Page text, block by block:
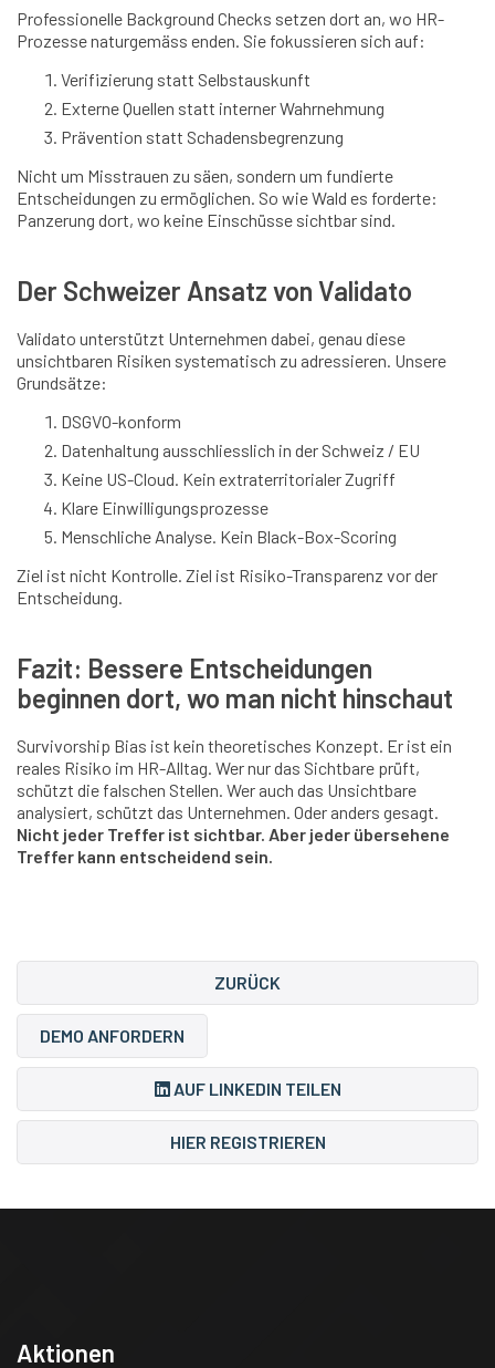
Professionelle Background Checks setzen dort an, wo HR-
Prozesse naturgemäss enden. Sie fokussieren sich auf:
Verifizierung statt Selbstauskunft
Externe Quellen statt interner Wahrnehmung
Prävention statt Schadensbegrenzung
Nicht um Misstrauen zu säen, sondern um fundierte
Entscheidungen zu ermöglichen. So wie Wald es forderte:
Panzerung dort, wo keine Einschüsse sichtbar sind.
Der Schweizer Ansatz von Validato
Validato unterstützt Unternehmen dabei, genau diese
unsichtbaren Risiken systematisch zu adressieren. Unsere
Grundsätze:
DSGVO-konform
Datenhaltung ausschliesslich in der Schweiz / EU
Keine US-Cloud. Kein extraterritorialer Zugriff
Klare Einwilligungsprozesse
Menschliche Analyse. Kein Black-Box-Scoring
Ziel ist nicht Kontrolle. Ziel ist Risiko-Transparenz vor der
Entscheidung.
Fazit: Bessere Entscheidungen
beginnen dort, wo man nicht hinschaut
Survivorship Bias ist kein theoretisches Konzept. Er ist ein
reales Risiko im HR-Alltag. Wer nur das Sichtbare prüft,
schützt die falschen Stellen. Wer auch das Unsichtbare
analysiert, schützt das Unternehmen. Oder anders gesagt.
Nicht jeder Treffer ist sichtbar. Aber jeder übersehene
Treffer kann entscheidend sein.
ZURÜCK
DEMO ANFORDERN
AUF LINKEDIN TEILEN
HIER REGISTRIEREN
Aktionen